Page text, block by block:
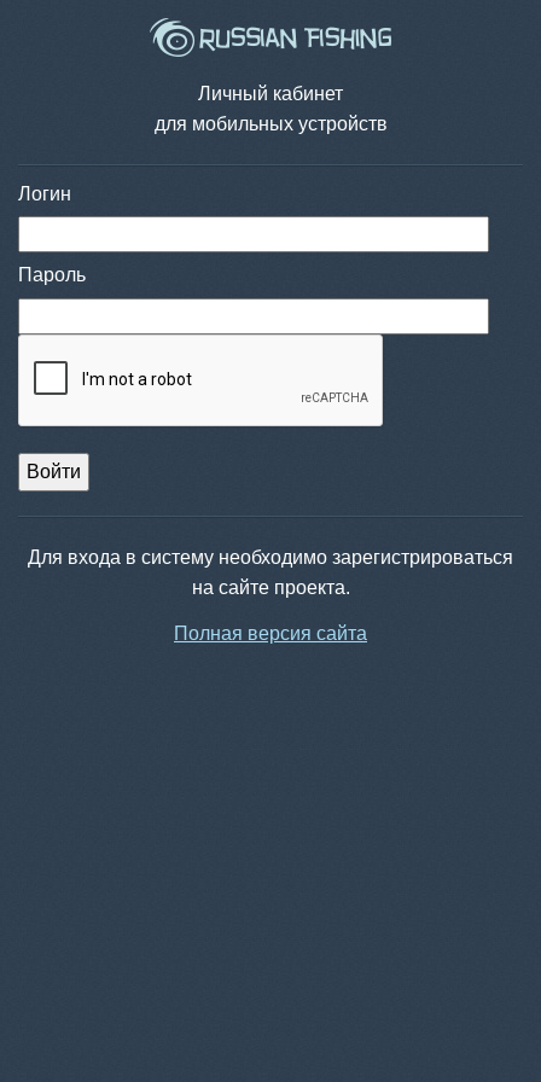
Личный кабинет
для мобильных устройств
Логин
Пароль
Войти
Для входа в систему необходимо зарегистрироваться
на сайте проекта.
Полная версия сайта